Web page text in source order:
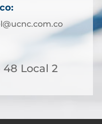
48 Local 2